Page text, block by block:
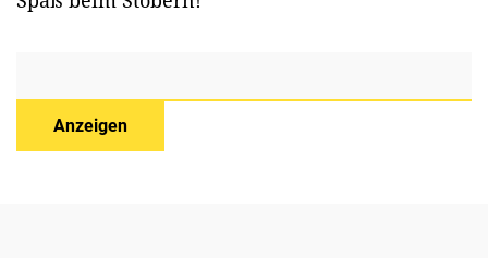
Anzeigen